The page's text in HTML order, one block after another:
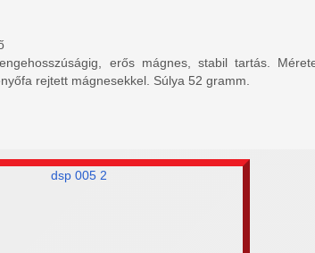
erős mágnes, stabil tartás.
rejtett mágnesekkel. Súlya 52 gramm.